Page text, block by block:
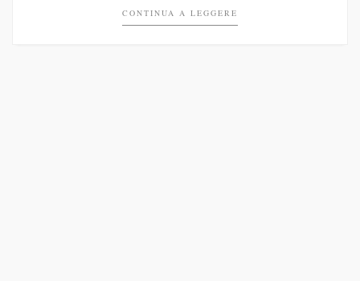
CONTINUA A LEGGERE